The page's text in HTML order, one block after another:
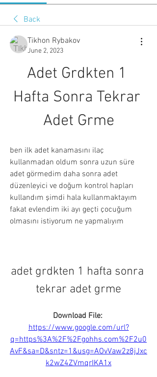
Back
Tikhon Rybakov
June 2, 2023
Adet Grdkten 1
Hafta Sonra Tekrar
Adet Grme
ben ilk adet kanamasını ilaç
kullanmadan oldum sonra uzun süre
adet görmedim daha sonra adet
düzenleyici ve doğum kontrol hapları
kullandım şimdi hala kullanmaktayım
fakat evlendim iki ayı geçti çocuğum
olmasını istiyorum ne yapmalıyım
adet grdkten 1 hafta sonra
tekrar adet grme
https://www.google.com/url?
q=https%3A%2F%2Fgohhs.com%2F2u0
AvF&sa=D&sntz=1&usg=AOvVaw2z8jJxc
k2wZ4ZVmqrIKA1x